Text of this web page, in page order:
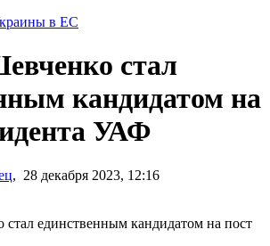
в ЕС
стал
кандидатом на
УАФ
, 28 декабря 2023, 12:16